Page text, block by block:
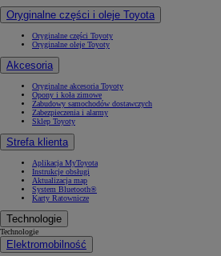
Oryginalne części i oleje Toyota
Oryginalne części Toyoty
Oryginalne oleje Toyoty
Akcesoria
Oryginalne akcesoria Toyoty
Opony i koła zimowe
Zabudowy samochodów dostawczych
Zabezpieczenia i alarmy
Sklep Toyoty
Strefa klienta
Aplikacja MyToyota
Instrukcje obsługi
Aktualizacja map
System Bluetooth®
Karty Ratownicze
Technologie
Technologie
Elektromobilność